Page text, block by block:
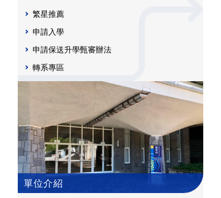
繁星推薦
申請入學
申請保送升學甄審辦法
轉系專區
單位介紹